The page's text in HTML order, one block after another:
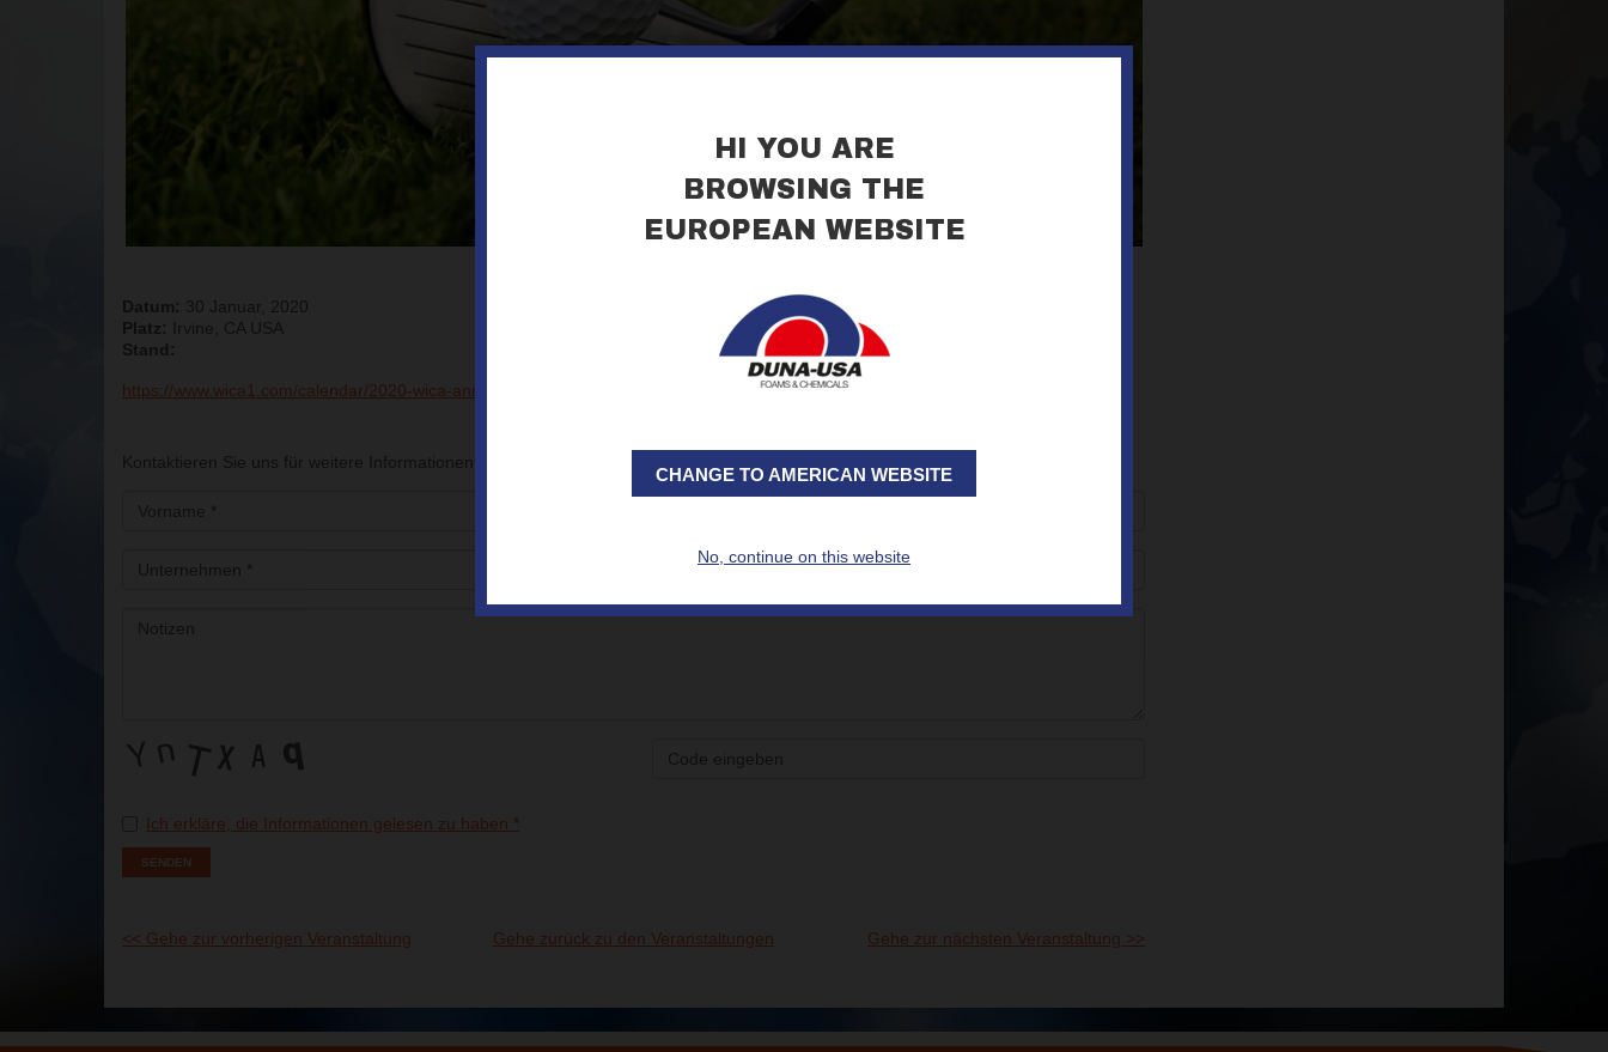
Datum: 30 Januar, 2020
Platz:
Irvine, CA USA
Stand:
https://www.wica1.com/calendar/2020-wica-annual-southern-california-golf-tournament/
Kontaktieren Sie uns für weitere Informationen über die Veranstaltung
Ich erkläre, die Informationen gelesen zu haben *
<< Gehe zur vorherigen Veranstaltung Gehe zurück zu den Veranstaltungen Gehe zur nächsten Veranstaltung >>
HI YOU ARE
BROWSING THE
EUROPEAN WEBSITE
CHANGE TO AMERICAN WEBSITE
No, continue on this website